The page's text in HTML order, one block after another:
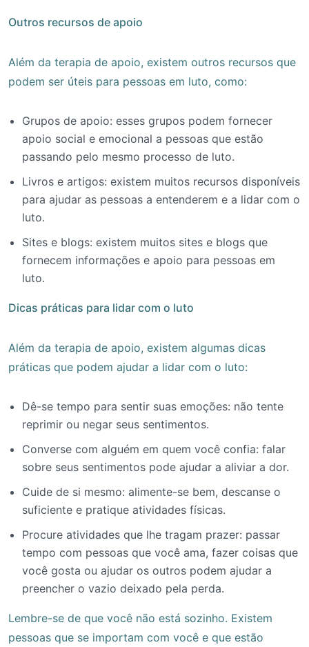
Outros recursos de apoio
Além da terapia de apoio, existem outros recursos que
podem ser úteis para pessoas em luto, como:
Grupos de apoio: esses grupos podem fornecer
apoio social e emocional a pessoas que estão
passando pelo mesmo processo de luto.
Livros e artigos: existem muitos recursos disponíveis
para ajudar as pessoas a entenderem e a lidar com o
luto.
Sites e blogs: existem muitos sites e blogs que
fornecem informações e apoio para pessoas em
luto.
Dicas práticas para lidar com o luto
Além da terapia de apoio, existem algumas dicas
práticas que podem ajudar a lidar com o luto:
Dê-se tempo para sentir suas emoções: não tente
reprimir ou negar seus sentimentos.
Converse com alguém em quem você confia: falar
sobre seus sentimentos pode ajudar a aliviar a dor.
Cuide de si mesmo: alimente-se bem, descanse o
suficiente e pratique atividades físicas.
Procure atividades que lhe tragam prazer: passar
tempo com pessoas que você ama, fazer coisas que
você gosta ou ajudar os outros podem ajudar a
preencher o vazio deixado pela perda.
Lembre-se de que você não está sozinho. Existem
pessoas que se importam com você e que estão